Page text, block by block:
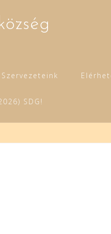
Szervezeteink
SDG!